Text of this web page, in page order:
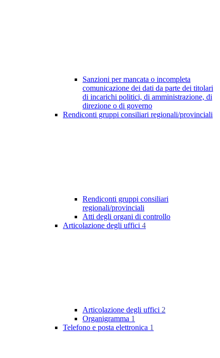
Sanzioni per mancata o incompleta
comunicazione dei dati da parte dei titolari
di incarichi politici, di amministrazione, di
direzione o di governo
Rendiconti gruppi consiliari regionali/provinciali
Rendiconti gruppi consiliari
regionali/provinciali
Atti degli organi di controllo
Articolazione degli uffici 4
Articolazione degli uffici 2
Organigramma 1
Telefono e posta elettronica 1